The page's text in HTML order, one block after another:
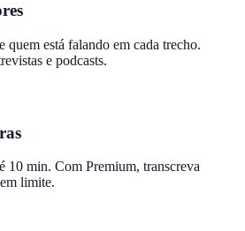
quem está falando em cada trecho.
e podcasts.
10 min. Com Premium, transcreva
limite.